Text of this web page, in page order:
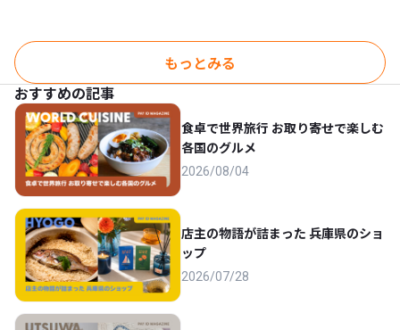
もっとみる
おすすめの記事
食卓で世界旅行 お取り寄せで楽しむ
各国のグルメ
2026/08/04
店主の物語が詰まった 兵庫県のショ
ップ
2026/07/28